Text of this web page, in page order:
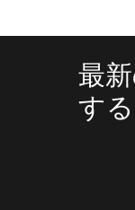
最
す